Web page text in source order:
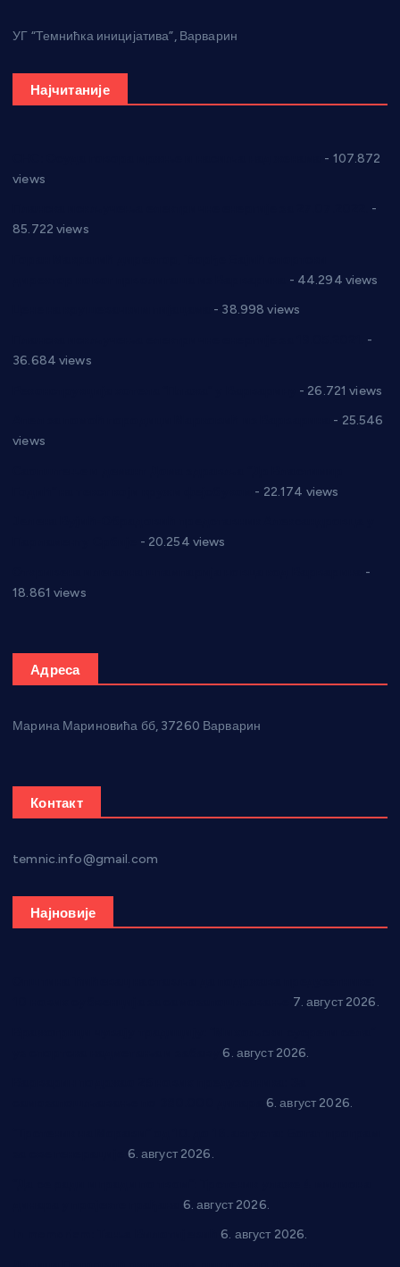
УГ “Темнићка иницијатива”, Варварин
Најчитаније
- 107.872
views
-
85.722 views
- 44.294 views
- 38.998 views
-
36.684 views
- 26.721 views
- 25.546
views
- 22.174 views
- 20.254 views
-
18.861 views
Адреса
Марина Мариновића бб, 37260 Варварин
Контакт
temnic.info@gmail.com
Најновије
7. август 2026.
6. август 2026.
6. август 2026.
6. август 2026.
6. август 2026.
6. август 2026.